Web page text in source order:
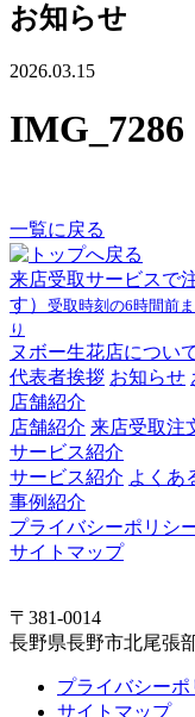
お知らせ
2026.03.15
IMG_7286
一覧に戻る
来店受取サービスで
す） 受取時刻の6時間前
り
ヌボー生花店につい
代表者挨拶 お知らせ
店舗紹介
店舗紹介 来店受取注
サービス紹介
サービス紹介 よくあ
事例紹介
プライバシーポリシ
サイトマップ
〒381-0014
長野県長野市北尾張
プライバシーポ
サイトマップ